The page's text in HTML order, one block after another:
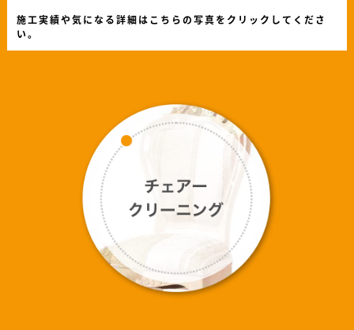
施工実績や気になる詳細はこちらの写真をクリックしてくださ
い。